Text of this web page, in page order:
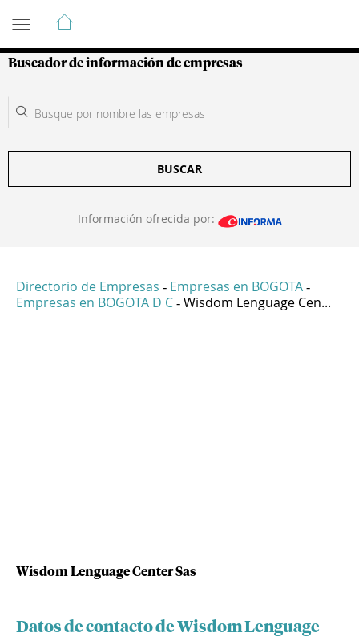
Guía de Empresas Colombianas
Buscador de información de empresas
BUSCAR
Información ofrecida por:
Directorio de Empresas - Empresas en BOGOTA -
Empresas en BOGOTA D C - Wisdom Lenguage Cen...
Wisdom Lenguage Center Sas
Datos de contacto de Wisdom Lenguage